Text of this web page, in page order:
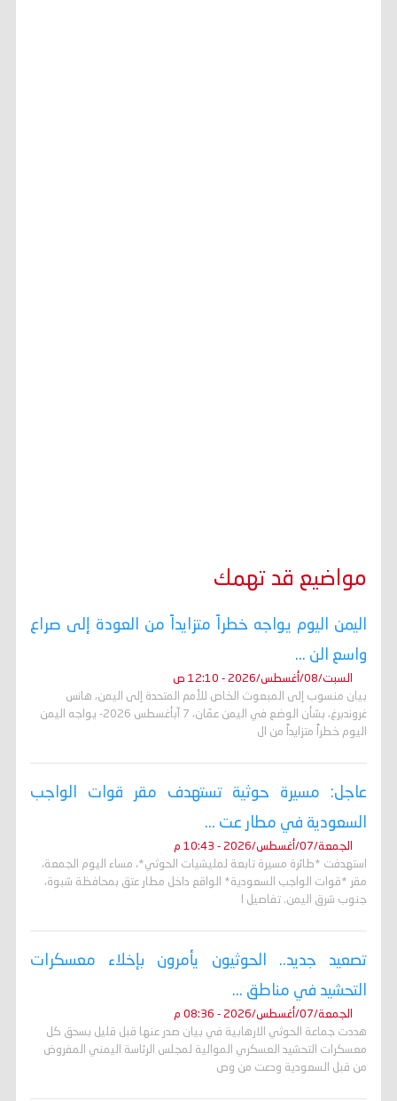
مواضيع قد تهمك
اليمن اليوم يواجه خطراً متزايداً من العودة إلى صراع
واسع الن ...
السبت/08/أغسطس/2026 - 12:10 ص
بيان منسوب إلى المبعوث الخاص للأمم المتحدة إلى اليمن، هانس
غروندبرغ، بشأن الوضع في اليمن عمّان، 7 آبأغسطس 2026- يواجه اليمن
اليوم خطراً متزايداً من ال
عاجل: مسيرة حوثية تستهدف مقر قوات الواجب
السعودية في مطار عت ...
الجمعة/07/أغسطس/2026 - 10:43 م
استهدفت *طائرة مسيرة تابعة لمليشيات الحوثي*، مساء اليوم الجمعة،
مقر *قوات الواجب السعودية* الواقع داخل مطار عتق بمحافظة شبوة،
جنوب شرق اليمن. تفاصيل ا
تصعيد جديد.. الحوثيون يأمرون بإخلاء معسكرات
التحشيد في مناطق ...
الجمعة/07/أغسطس/2026 - 08:36 م
هددت جماعة الحوثي الارهابية في بيان صدر عنها قبل قليل بسحق كل
معسكرات التحشيد العسكري الموالية لمجلس الرئاسة اليمني المفروض
من قبل السعودية ودعت من وص